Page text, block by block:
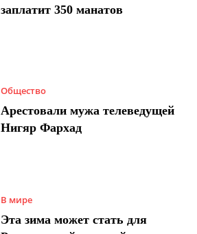
заплатит 350 манатов
Общество
Арестовали мужа телеведущей
Нигяр Фархад
В мире
Эта зима может стать для